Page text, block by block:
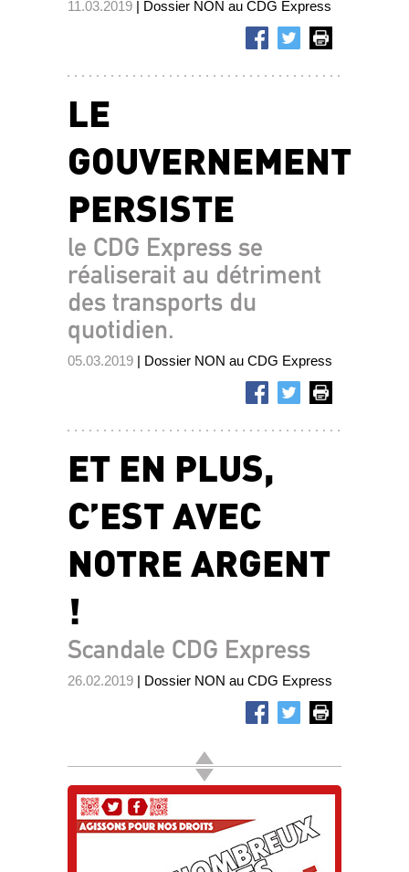
11.03.2019 | Dossier NON au CDG Express
LE
GOUVERNEMENT
PERSISTE
le CDG Express se
réaliserait au détriment
des transports du
quotidien.
05.03.2019 | Dossier NON au CDG Express
ET EN PLUS,
C’EST AVEC
NOTRE ARGENT
!
Scandale CDG Express
26.02.2019 | Dossier NON au CDG Express